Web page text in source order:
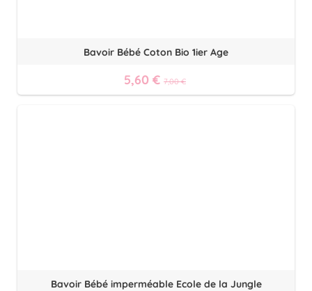
Bavoir Bébé Coton Bio 1ier Age
5,60 € 7,00 €
Bavoir Bébé imperméable Ecole de la Jungle